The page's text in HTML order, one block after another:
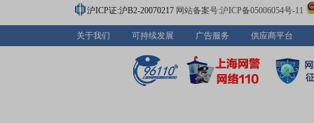
沪ICP证:沪B2-20070217 网站备案号:沪ICP备05006054号-11
关于我们 可持续发展 广告服务 供应商平台